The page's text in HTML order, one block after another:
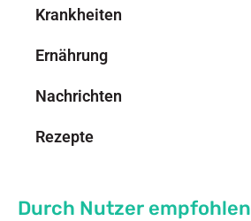
Krankheiten
Ernährung
Nachrichten
Rezepte
Durch Nutzer empfohlen